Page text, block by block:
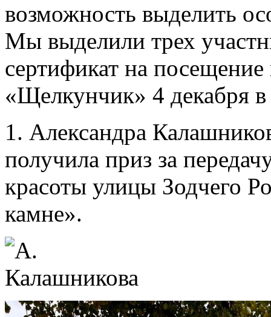
возможность выделить
Мы выделили трех
сертификат на посещение
«Щелкунчик» 4 декабря
1. Александра
получила приз за
красоты улицы Зодчего
камне».